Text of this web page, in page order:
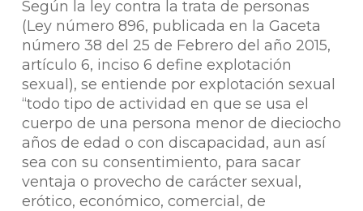
Según la ley contra la trata de personas
(Ley número 896, publicada en la Gaceta
número 38 del 25 de Febrero del año 2015,
artículo 6, inciso 6 define explotación
sexual), se entiende por explotación sexual
“todo tipo de actividad en que se usa el
cuerpo de una persona menor de dieciocho
años de edad o con discapacidad, aun así
sea con su consentimiento, para sacar
ventaja o provecho de carácter sexual,
erótico, económico, comercial, de